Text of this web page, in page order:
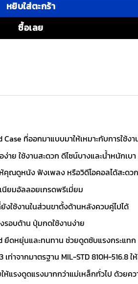
หยิบใส่ตะกร้า
ซื้อเลย
ที่ออกมาแบบมาให้เหมาะกับการใช้ง
าย ใช้งานสะดวก ดีไซน์บางและน้ำหนักเบา
ห้คุณดูหนัง ฟังเพลง หรือวิดีโอคอลได้สะด
ยมอัลลอยเกรดพรีเมี่ยม
งใช้งานในส่วนขาตั้งด้านหลังควบคู่ไปได้
รอบด้าน ปุ่มกดใช้งานง่าย
ยืดหยุ่นและทนทาน ช่วยดูดซับแรงกระแทก
ท่าจากมาตรฐาน MIL-STD 810H-516.8
ห้แรงดูดแรงมากกว่าแม่เหล็กทั่วไป ด้วยค